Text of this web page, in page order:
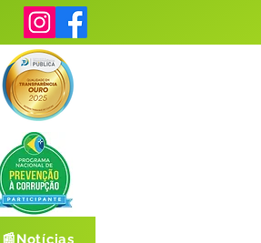
📰Notícias